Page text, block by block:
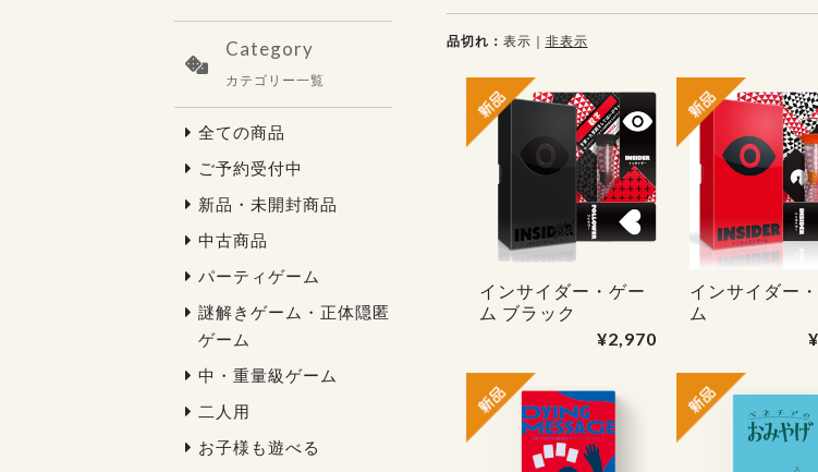
Category
カテゴリー一覧
全ての商品
ご予約受付中
新品・未開封商品
中古商品
パーティゲーム
謎解きゲーム・正体隠匿
ゲーム
中・重量級ゲーム
二人用
お子様も遊べる
品切れ 表示 ｜ 非表示
インサイダー・ゲー
ム ブラック
¥2,970
インサイダー
ム